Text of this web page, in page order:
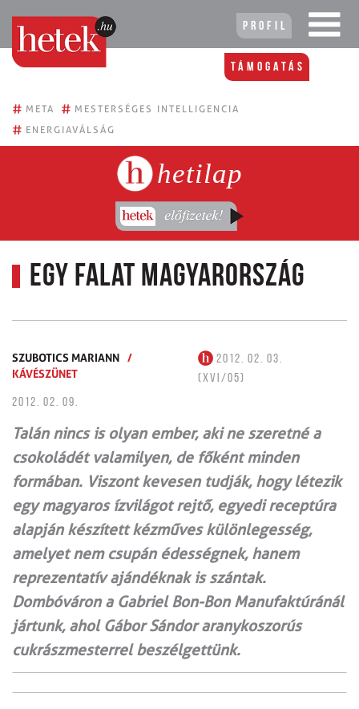
Profil
Támogatás
# META # MESTERSÉGES INTELLIGENCIA
# ENERGIAVÁLSÁG
hetilap
Egy falat Magyarország
SZUBOTICS MARIANN /
KÁVÉSZÜNET
2012. 02. 03.
(XVI/05)
2012. 02. 09.
Talán nincs is olyan ember, aki ne szeretné a
csokoládét valamilyen, de főként minden
formában. Viszont kevesen tudják, hogy létezik
egy magyaros ízvilágot rejtő, egyedi receptúra
alapján készített kézműves különlegesség,
amelyet nem csupán édességnek, hanem
reprezentatív ajándéknak is szántak.
Dombóváron a Gabriel Bon-Bon Manufaktúránál
jártunk, ahol Gábor Sándor aranykoszorús
cukrászmesterrel beszélgettünk.